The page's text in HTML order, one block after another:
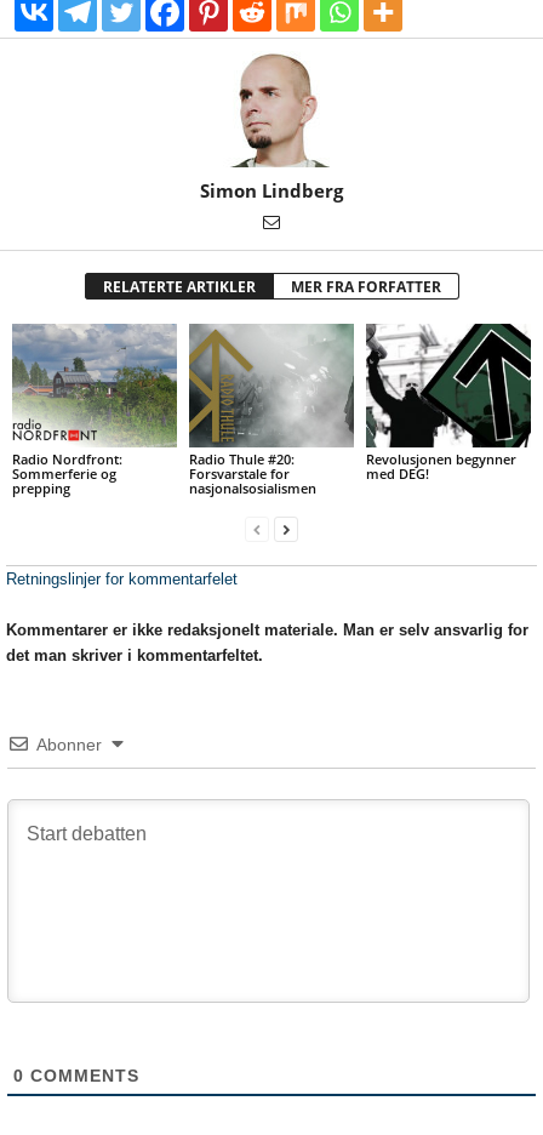
Simon Lindberg
RELATERTE ARTIKLER MER FRA FORFATTER
Radio Nordfront:
Sommerferie og
prepping
Radio Thule #20:
Forsvarstale for
nasjonalsosialismen
Revolusjonen begynner
med DEG!
Retningslinjer for kommentarfelet
Kommentarer er ikke redaksjonelt materiale. Man er selv ansvarlig for
det man skriver i kommentarfeltet.
Abonner
0 COMMENTS